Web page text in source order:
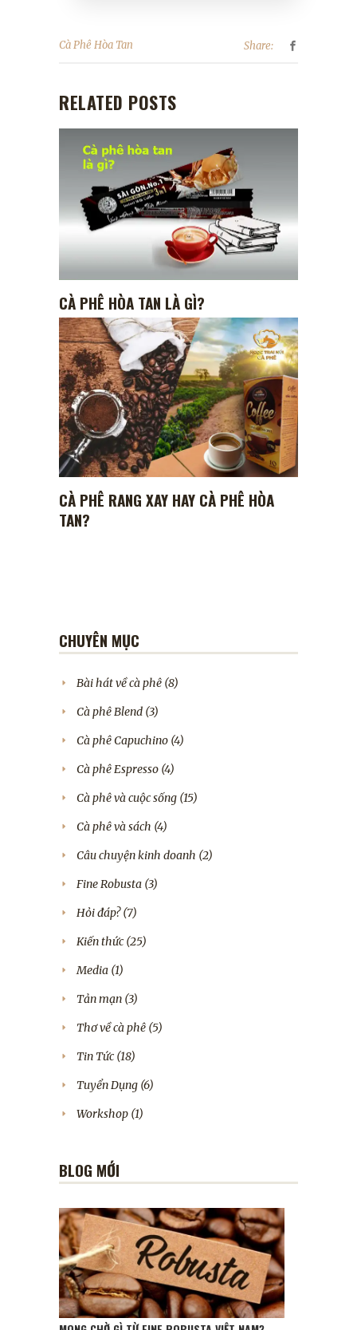
Cà Phê Hòa Tan Share:
RELATED POSTS
CÀ PHÊ HÒA TAN LÀ GÌ?
CÀ PHÊ RANG XAY HAY CÀ PHÊ HÒA
TAN?
CHUYÊN MỤC
Bài hát về cà phê (8)
Cà phê Blend (3)
Cà phê Capuchino (4)
Cà phê Espresso (4)
Cà phê và cuộc sống (15)
Cà phê và sách (4)
Câu chuyện kinh doanh (2)
Fine Robusta (3)
Hỏi đáp?(7)
Kiến thức (25)
Media (1)
Tản mạn (3)
Thơ về cà phê (5)
Tin Tức (18)
Tuyển Dụng (6)
Workshop (1)
BLOG MỚI